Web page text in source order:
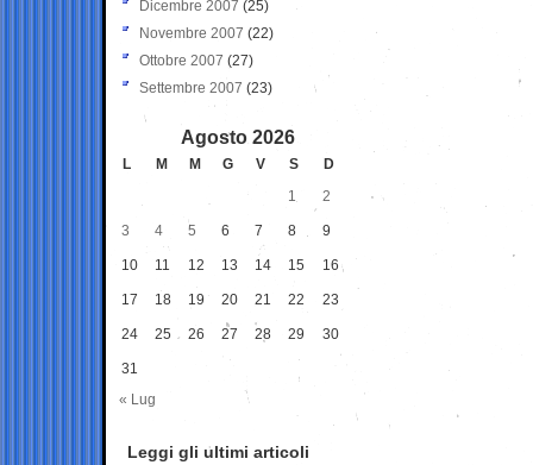
Dicembre 2007 (25)
Novembre 2007 (22)
Ottobre 2007 (27)
Settembre 2007 (23)
Agosto 2026
L M M G V S
D
1
2
3 4 5 6 7 8 9
10 11 12 13 14 15 16
17 18 19 20 21 22 23
24 25 26 27 28 29 30
31
« Lug
Leggi gli ultimi articoli